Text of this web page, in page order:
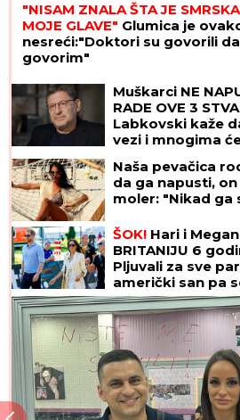
"NISAM ZNALA ŠTA JE
MOJE GLAVE" Glumica je
nesreći:"Doktori su govorili
govorim"
Muškarci NE
RADE OVE 3
Labkovski kaže
vezi i mnogima
Naša pevačica
da ga napusti,
moler: "Nikad ga
ŠOK! Hari i Megan
BRITANIJU 6
Pljuvali za sve
američki san pa
sa Čarlsom
preokret